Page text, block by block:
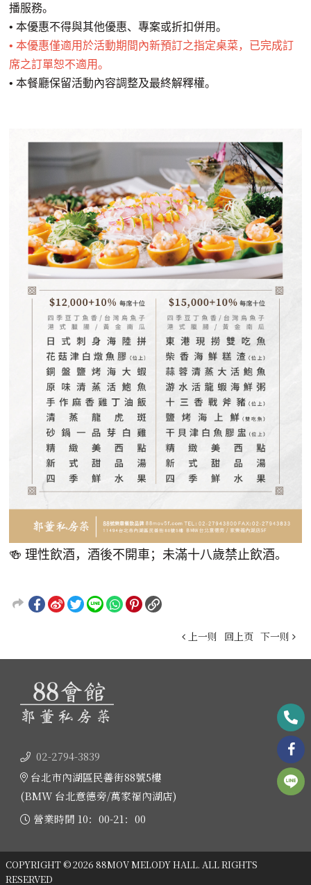
播服務。
• 本優惠不得與其他優惠、專案或折扣併用。
• 本優惠僅適用於活動期間內新預訂之指定桌菜，已完成訂
席之訂單恕不適用。
• 本餐廳保留活動內容調整及最終解釋權。
🍻 理性飲酒，酒後不開車；未滿十八歲禁止飲酒。
上一则 回上页 下一则
02-2794-3839
台北市內湖區民善街88號5樓
(BMW 台北意德旁/萬家福內湖店)
營業時間 10：00-21：00
COPYRIGHT © 2026 88MOV MELODY HALL. ALL RIGHTS
RESERVED